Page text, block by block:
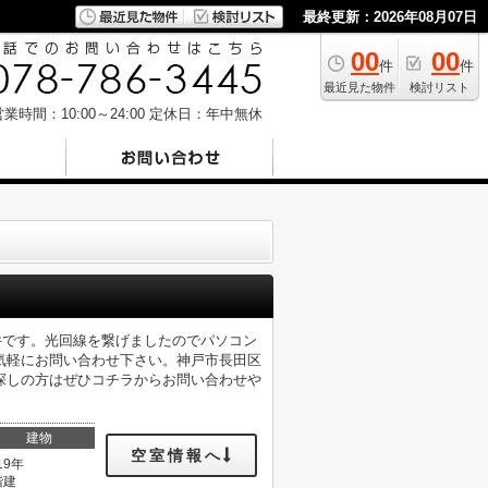
最終更新：2026年08月07日
00件
最近見た物件
00件
検討リスト
業時間：10:00～24:00 定休日：年中無休
す。光回線を繋げましたのでパソコン
にお問い合わせ下さい。神戸市長田区
の方はぜひコチラからお問い合わせや
建物
年
建
空室情報へ